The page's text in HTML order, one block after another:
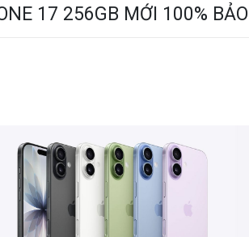
17 256GB MỚI 100%